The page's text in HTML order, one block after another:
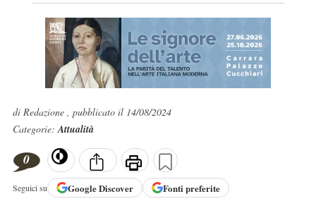
di Redazione , pubblicato il 14/08/2024
Categorie:Attualità
0
Seguici su GoogleDiscover Fonti preferite